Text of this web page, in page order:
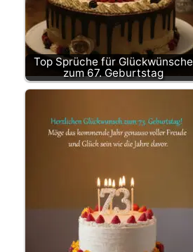
Top Sprüche für Glückwünsche
zum 67. Geburtstag